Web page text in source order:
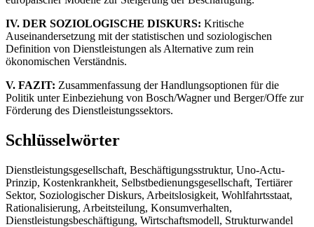
IV. DER SOZIOLOGISCHE DISKURS: Kritische
Auseinandersetzung mit der statistischen und soziologischen
Definition von Dienstleistungen als Alternative zum rein
ökonomischen Verständnis.
V. FAZIT: Zusammenfassung der Handlungsoptionen für die
Politik unter Einbeziehung von Bosch/Wagner und Berger/Offe zur
Förderung des Dienstleistungssektors.
Schlüsselwörter
Dienstleistungsgesellschaft, Beschäftigungsstruktur, Uno-Actu-
Prinzip, Kostenkrankheit, Selbstbedienungsgesellschaft, Tertiärer
Sektor, Soziologischer Diskurs, Arbeitslosigkeit, Wohlfahrtsstaat,
Rationalisierung, Arbeitsteilung, Konsumverhalten,
Dienstleistungsbeschäftigung, Wirtschaftsmodell, Strukturwandel